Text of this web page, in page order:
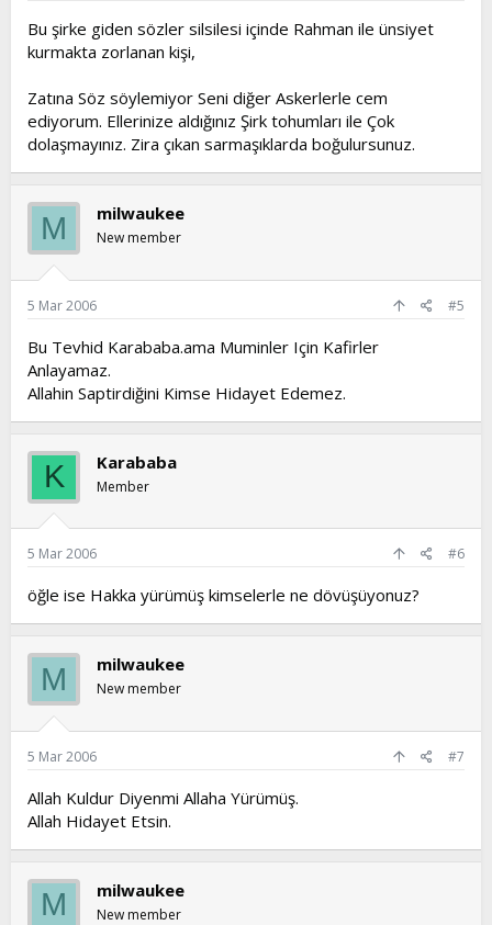
Bu şirke giden sözler silsilesi içinde Rahman ile ünsiyet
kurmakta zorlanan kişi,
Zatına Söz söylemiyor Seni diğer Askerlerle cem
ediyorum. Ellerinize aldığınız Şirk tohumları ile Çok
dolaşmayınız. Zira çıkan sarmaşıklarda boğulursunuz.
M milwaukee
New member
5 Mar 2006 #5
Bu Tevhid Karababa.ama Muminler Için Kafirler
Anlayamaz.
Allahin Saptirdiğini Kimse Hidayet Edemez.
K Karababa
Member
5 Mar 2006 #6
öğle ise Hakka yürümüş kimselerle ne dövüşüyonuz?
M milwaukee
New member
5 Mar 2006 #7
Allah Kuldur Diyenmi Allaha Yürümüş.
Allah Hidayet Etsin.
M milwaukee
New member